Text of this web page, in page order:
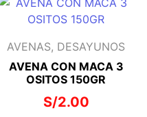
AVENAS, DESAYUNOS
AVENA CON MACA 3
OSITOS 150GR
S/2.00